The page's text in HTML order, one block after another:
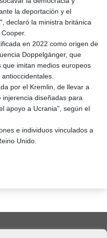
la deportación y el
declaró la ministra británica
en 2022 como origen de
Doppelgänger, que
imitan medios europeos
por el Kremlin, de llevar a
diseñadas para
apoyo a Ucrania", según el
e individuos vinculados a
Unido.